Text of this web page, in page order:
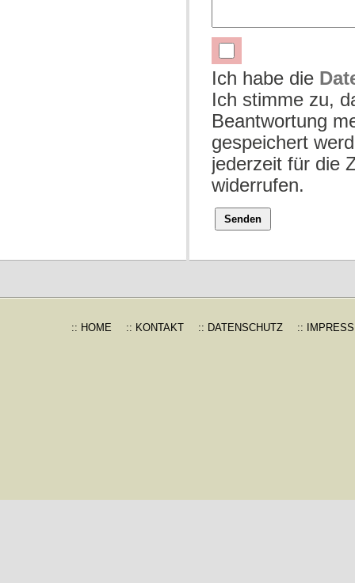
Ich habe die
Ich stimme zu,
Beantwortung
gespeichert
jederzeit für die
widerrufen.
:: HOME :: KONTAKT :: DATENSCHUTZ ::